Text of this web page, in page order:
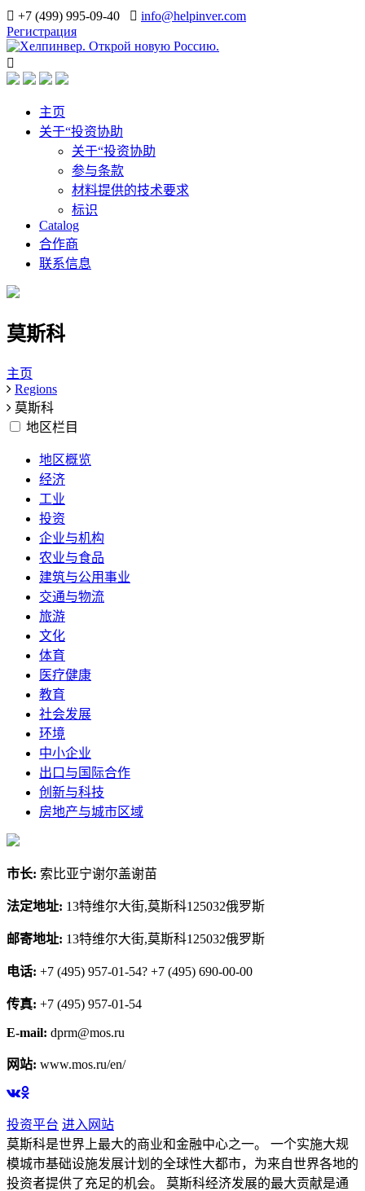
+7 (499) 995-09-40
info@helpinver.com
Регистрация
主页
关于“投资协助
关于“投资协助
参与条款
材料提供的技术要求
标识
Catalog
合作商
联系信息
莫斯科
主页
Regions
莫斯科
地区栏目
地区概览
经济
工业
投资
企业与机构
农业与食品
建筑与公用事业
交通与物流
旅游
文化
体育
医疗健康
教育
社会发展
环境
中小企业
出口与国际合作
创新与科技
房地产与城市区域
市长: 索比亚宁谢尔盖谢苗
法定地址: 13特维尔大街,莫斯科125032俄罗斯
邮寄地址: 13特维尔大街,莫斯科125032俄罗斯
电话: +7 (495) 957-01-54? +7 (495) 690-00-00
传真: +7 (495) 957-01-54
E-mail: dprm@mos.ru
网站: www.mos.ru/en/
投资平台 进入网站
莫斯科是世界上最大的商业和金融中心之一。 一个实施大规
模城市基础设施发展计划的全球性大都市，为来自世界各地的
投资者提供了充足的机会。 莫斯科经济发展的最大贡献是通